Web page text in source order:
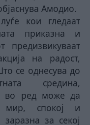
Амодио.
кои гледаат
приказна и
предизвикуваат
на радост,
се однесува до
средина,
во ред може да
мир, спокој и
за секој